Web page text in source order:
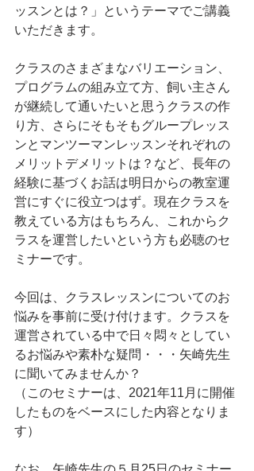
ッスンとは？」というテーマでご講義
いただきます。
クラスのさまざまなバリエーション、
プログラムの組み立て方、飼い主さん
が継続して通いたいと思うクラスの作
り方、さらにそもそもグループレッス
ンとマンツーマンレッスンそれぞれの
メリットデメリットは？など、長年の
経験に基づくお話は明日からの教室運
営にすぐに役立つはず。現在クラスを
教えている方はもちろん、これからク
ラスを運営したいという方も必聴のセ
ミナーです。
今回は、クラスレッスンについてのお
悩みを事前に受け付けます。クラスを
運営されている中で日々悶々としてい
るお悩みや素朴な疑問・・・矢崎先生
に聞いてみませんか？
（このセミナーは、2021年11月に開催
したものをベースにした内容となりま
す）